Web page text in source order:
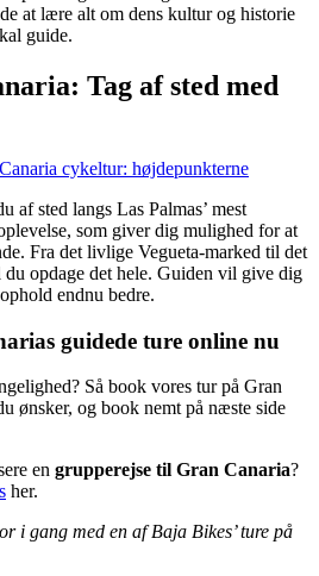
at lære alt om dens kultur og historie
guide.
Tag af sted med
cykeltur: højdepunkterne
af sted langs Las Palmas’ mest
som giver dig mulighed for at
Fra det livlige Vegueta-marked til det
opdage det hele. Guiden vil give dig
endnu bedre.
guidede ture online nu
Så book vores tur på Gran
ønsker, og book nemt på næste side
en grupperejse til Gran Canaria?
her.
i gang med en af Baja Bikes’ ture på